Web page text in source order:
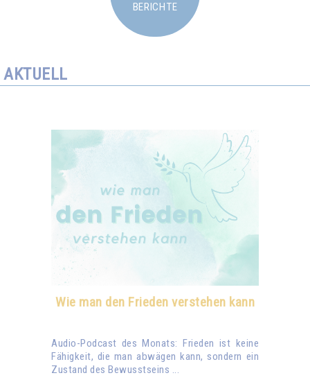
BERICHTE
AKTUELL
Wie man den Frieden verstehen kann
Audio-Podcast des Monats: Frieden ist keine
Fähigkeit, die man abwägen kann, sondern ein
Zustand des Bewusstseins ...